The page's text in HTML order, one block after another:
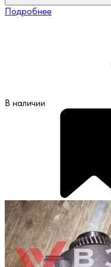
Подробнее
В наличии